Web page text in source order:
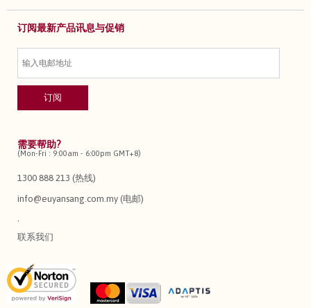
订阅最新产品讯息与促销
需要帮助?
(Mon-Fri : 9:00am - 6:00pm GMT+8)
1300 888 213 (热线)
info@euyansang.com.my (电邮)
联系我们